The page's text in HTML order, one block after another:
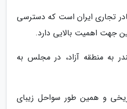
تجاری ایران است که دسترسی
جهت اهمیت بالایی دارد.
به منطقه آزاد، در مجلس به
و همین طور سواحل زیبای